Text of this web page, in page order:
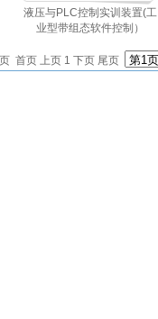
液压与PLC控制实训装置(工
业型带组态软件控制）
页 首页 上页 1 下页 尾页